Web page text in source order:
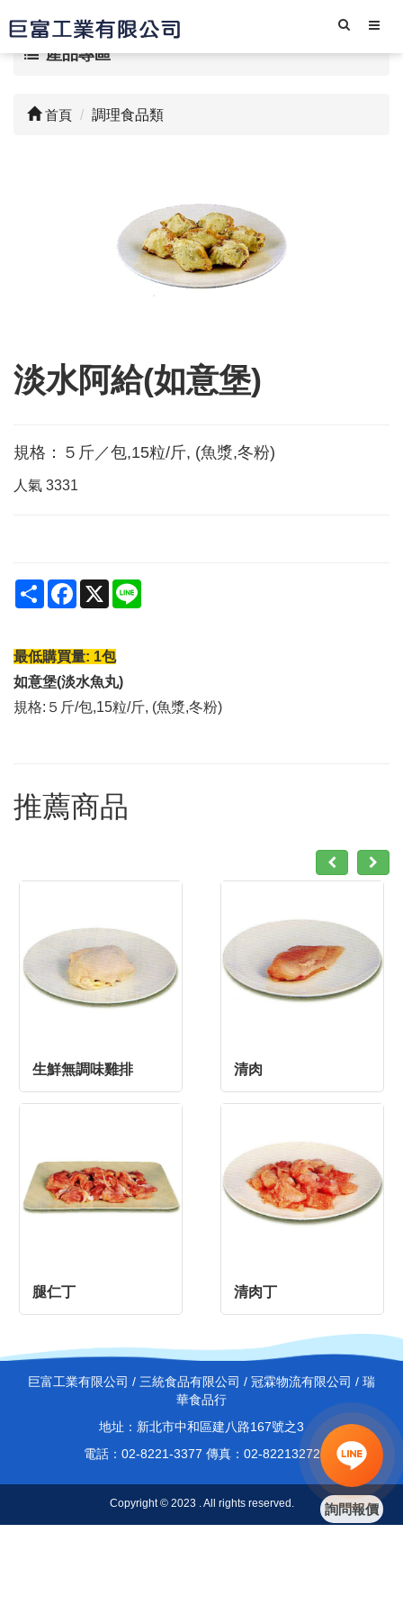
產品專區
首頁 調理食品類
淡水阿給(如意堡)
規格：５斤／包,15粒/斤, (魚漿,冬粉)
人氣 3331
Share Facebook
X
最低購買量: 1包
如意堡(淡水魚丸)
規格:５斤/包,15粒/斤, (魚漿,冬粉)
推薦商品
生鮮無調味雞排 清肉
腿仁丁 清肉丁
巨富工業有限公司 / 三統食品有限公司 / 冠霖物流有限公司 / 瑞
華食品行
地址：新北市中和區建八路167號之3
電話：02-8221-3377 傳真：02-82213272
Copyright © 2023 . All rights reserved. 詢問報價